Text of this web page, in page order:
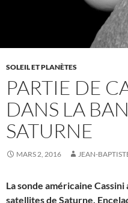
SOLEIL ET PLANÈTES
PARTIE DE
DANS LA
SATURNE
MARS 2, 2016 JEAN-
La sonde américaine
satellites de Saturne,